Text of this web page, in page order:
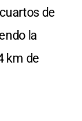
de
la
km de